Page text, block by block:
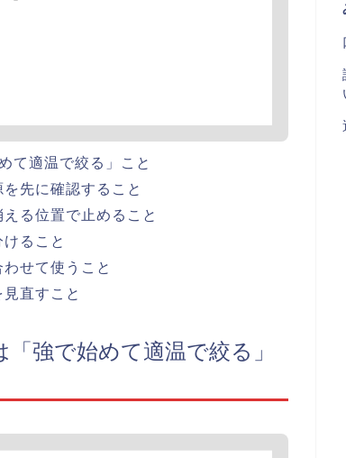
て適温で絞る」こと
先に確認すること
る位置で止めること
ること
せて使うこと
直すこと
強で始めて適温で絞る」